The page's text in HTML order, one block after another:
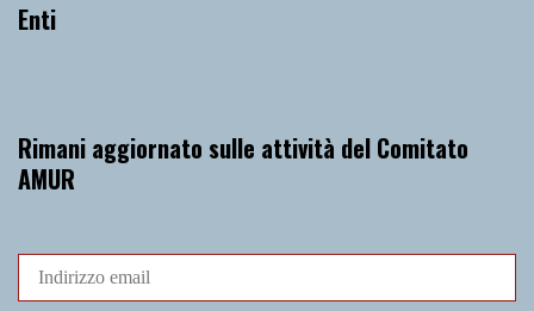
Enti
Rimani aggiornato sulle attività del Comitato
AMUR